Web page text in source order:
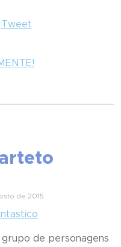
Tweet
de 2015
grupo de personagens